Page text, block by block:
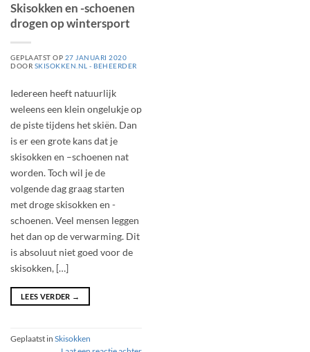
Skisokken en -schoenen
drogen op wintersport
GEPLAATST OP 27 JANUARI 2020
DOOR SKISOKKEN.NL - BEHEERDER
Iedereen heeft natuurlijk
weleens een klein ongelukje op
de piste tijdens het skiën. Dan
is er een grote kans dat je
skisokken en –schoenen nat
worden. Toch wil je de
volgende dag graag starten
met droge skisokken en -
schoenen. Veel mensen leggen
het dan op de verwarming. Dit
is absoluut niet goed voor de
skisokken, […]
LEES VERDER →
Geplaatst in Skisokken